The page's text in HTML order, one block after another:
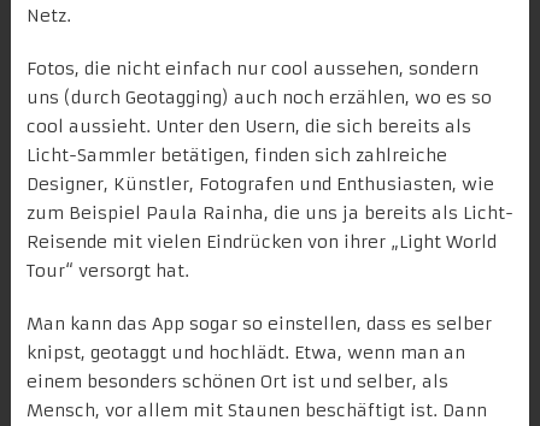
Netz.
Fotos, die nicht einfach nur cool aussehen, sondern
uns (durch Geotagging) auch noch erzählen, wo es so
cool aussieht. Unter den Usern, die sich bereits als
Licht-Sammler betätigen, finden sich zahlreiche
Designer, Künstler, Fotografen und Enthusiasten, wie
zum Beispiel Paula Rainha, die uns ja bereits als Licht-
Reisende mit vielen Eindrücken von ihrer „Light World
Tour“ versorgt hat.
Man kann das App sogar so einstellen, dass es selber
knipst, geotaggt und hochlädt. Etwa, wenn man an
einem besonders schönen Ort ist und selber, als
Mensch, vor allem mit Staunen beschäftigt ist. Dann